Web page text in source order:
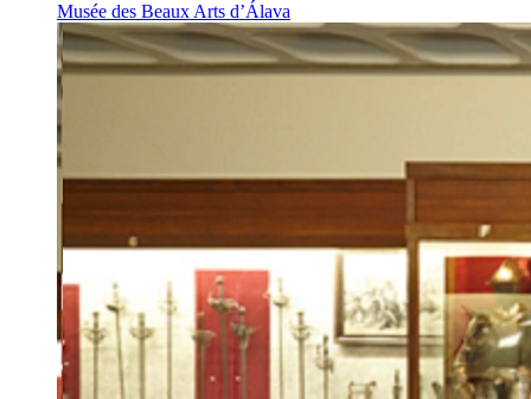
Musée des Beaux Arts d’Álava